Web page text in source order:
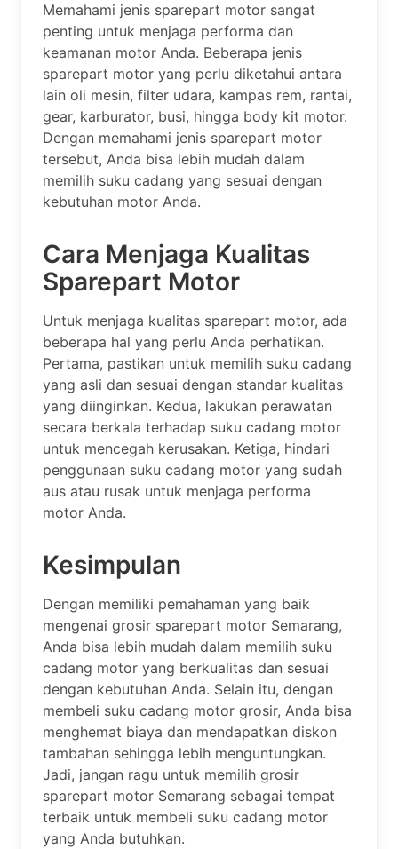
Memahami jenis sparepart motor sangat
penting untuk menjaga performa dan
keamanan motor Anda. Beberapa jenis
sparepart motor yang perlu diketahui antara
lain oli mesin, filter udara, kampas rem, rantai,
gear, karburator, busi, hingga body kit motor.
Dengan memahami jenis sparepart motor
tersebut, Anda bisa lebih mudah dalam
memilih suku cadang yang sesuai dengan
kebutuhan motor Anda.
Cara Menjaga Kualitas
Sparepart Motor
Untuk menjaga kualitas sparepart motor, ada
beberapa hal yang perlu Anda perhatikan.
Pertama, pastikan untuk memilih suku cadang
yang asli dan sesuai dengan standar kualitas
yang diinginkan. Kedua, lakukan perawatan
secara berkala terhadap suku cadang motor
untuk mencegah kerusakan. Ketiga, hindari
penggunaan suku cadang motor yang sudah
aus atau rusak untuk menjaga performa
motor Anda.
Kesimpulan
Dengan memiliki pemahaman yang baik
mengenai grosir sparepart motor Semarang,
Anda bisa lebih mudah dalam memilih suku
cadang motor yang berkualitas dan sesuai
dengan kebutuhan Anda. Selain itu, dengan
membeli suku cadang motor grosir, Anda bisa
menghemat biaya dan mendapatkan diskon
tambahan sehingga lebih menguntungkan.
Jadi, jangan ragu untuk memilih grosir
sparepart motor Semarang sebagai tempat
terbaik untuk membeli suku cadang motor
yang Anda butuhkan.